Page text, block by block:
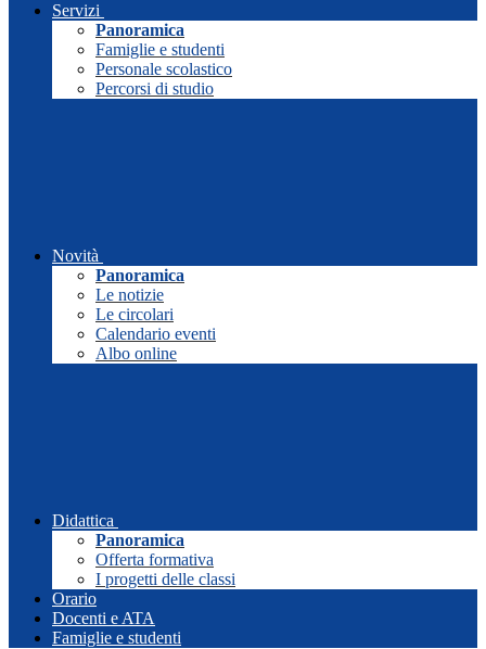
Servizi
Panoramica
Famiglie e studenti
Personale scolastico
Percorsi di studio
Novità
Panoramica
Le notizie
Le circolari
Calendario eventi
Albo online
Didattica
Panoramica
Offerta formativa
I progetti delle classi
Orario
Docenti e ATA
Famiglie e studenti